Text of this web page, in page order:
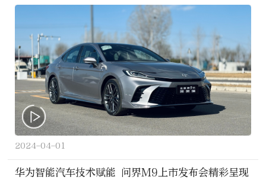
2024-04-01
华为智能汽车技术赋能 问界M9上市发布会精彩呈现